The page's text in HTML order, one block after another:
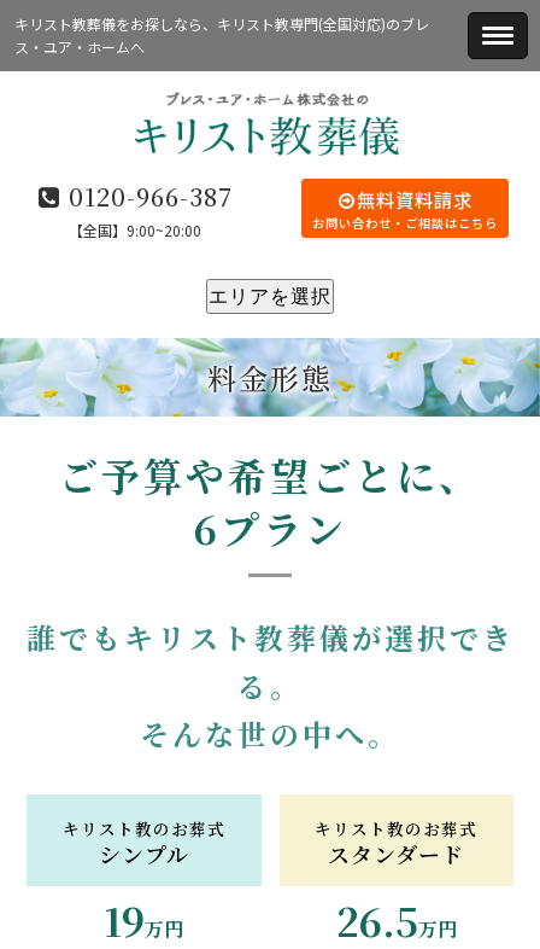
キリスト教葬儀をお探しなら、キリスト教専門(全国対応)のブレ
ス・ユア・ホームへ
無料資料請求
お問い合わせ・ご相談はこちら
0120-966-387
【全国】9:00~20:00
エリアを選択
料金形態
ご予算や希望ごとに、
6プラン
誰でもキリスト教葬儀が選択でき
る。
そんな世の中へ。
キリスト教のお葬式
シンプル
19万円
キリスト教のお葬式
スタンダード
26.5万円